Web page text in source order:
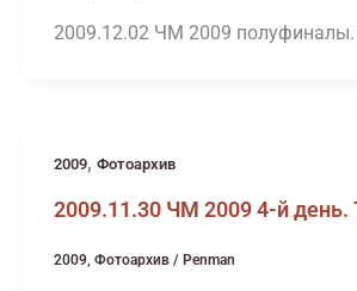
2009.12.02 ЧМ 2009
2009, Фотоархив
2009.11.30 ЧМ 2009 4-й день.
2009, Фотоархив/ Penman